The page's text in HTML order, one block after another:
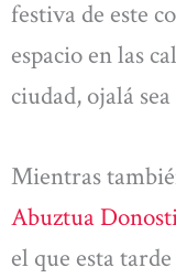
festiva de este
espacio en las
ciudad, ojalá
Mientras
Abuztua
el que esta